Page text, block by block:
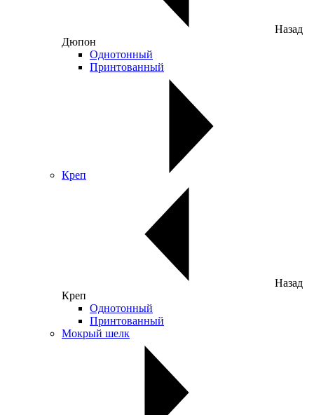
Назад
Дюпон
Однотонный
Принтованный
Креп
Назад
Креп
Однотонный
Принтованный
Мокрый шелк